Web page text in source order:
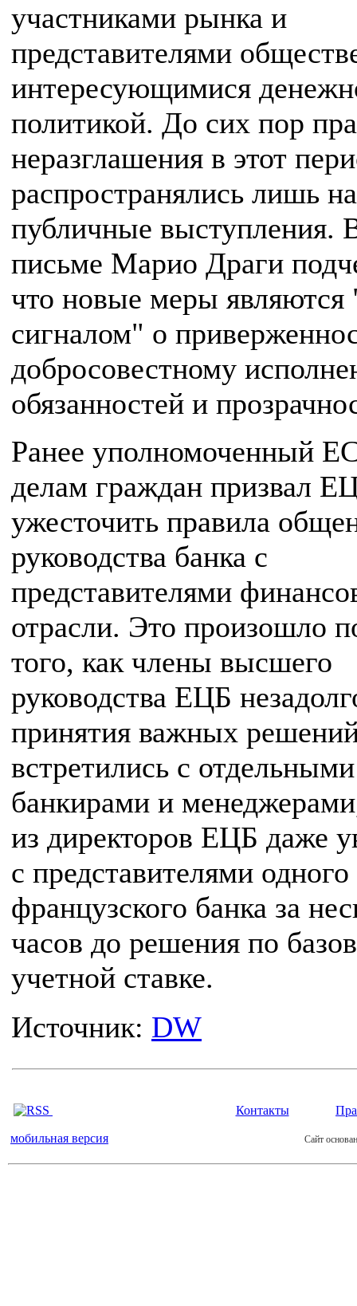
участниками рынка и
представителями
интересующимися
политикой. До сих пор
неразглашения в этот
распространялись лишь
публичные выступления.
письме Марио Драги
что новые меры
сигналом" о
добросовестному
обязанностей и
Ранее уполномоченный
делам граждан призвал
ужесточить правила
руководства банка с
представителями
отрасли. Это произошло
того, как члены высшего
руководства ЕЦБ
принятия важных
встретились с отдельными
банкирами и
из директоров ЕЦБ даже
с представителями одного
французского банка за
часов до решения по
учетной ставке.
Источник: DW
Контакты
мобильная версия Сайт